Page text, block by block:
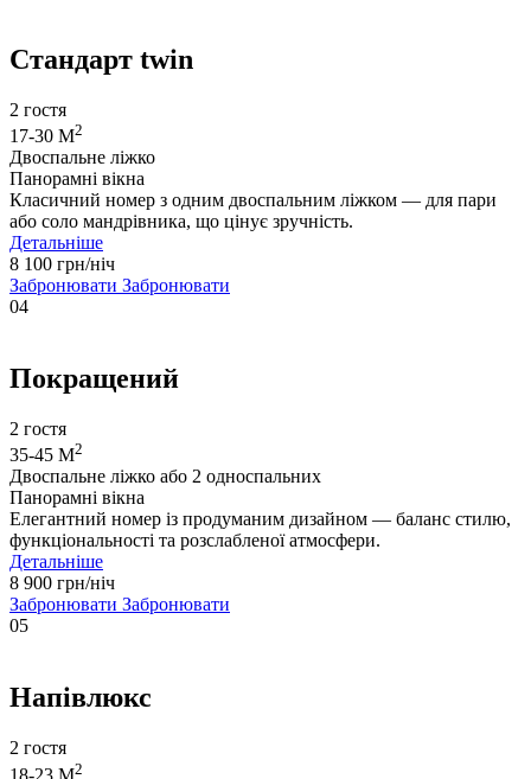
Стандарт twin
2 гостя
17-30 М2
Двоспальне ліжко
Панорамні вікна
Класичний номер з одним двоспальним ліжком — для пари
або соло мандрівника, що цінує зручність.
Детальніше
8 100 грн/ніч
Забронювати Забронювати
04
Покращений
2 гостя
35-45 М2
Двоспальне ліжко або 2 односпальних
Панорамні вікна
Елегантний номер із продуманим дизайном — баланс стилю,
функціональності та розслабленої атмосфери.
Детальніше
8 900 грн/ніч
Забронювати Забронювати
05
Напівлюкс
2 гостя
18-23 М2